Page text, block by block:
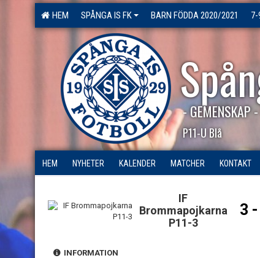
HEM SPÅNGA IS FK BARN FÖDDA 2020/2021 7-
- GEMENSKAP
P11-U Blå
HEM NYHETER KALENDER MATCHER KONTAKT
IF
Brommapojkarna
P11-3
3 -
INFORMATION